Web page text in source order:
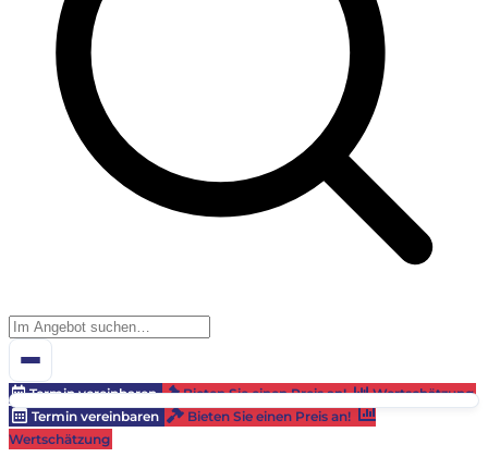
Termin vereinbaren Bieten Sie einen Preis an!
Wertschätzung
Termin vereinbaren
Bieten Sie einen Preis an!
Wertschätzung